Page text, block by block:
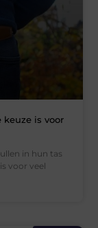
is voor
in hun tas
voor veel